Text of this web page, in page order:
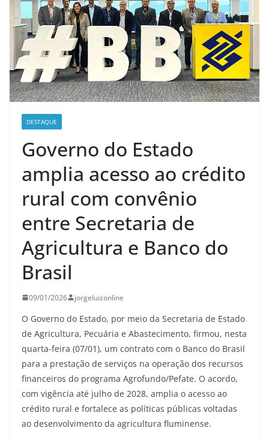
DESTAQUE
Governo do Estado
amplia acesso ao crédito
rural com convênio
entre Secretaria de
Agricultura e Banco do
Brasil
09/01/2026 jorgeluizonline
O Governo do Estado, por meio da Secretaria de Estado
de Agricultura, Pecuária e Abastecimento, firmou, nesta
quarta-feira (07/01), um contrato com o Banco do Brasil
para a prestação de serviços na operação dos recursos
financeiros do programa Agrofundo/Pefate. O acordo,
com vigência até julho de 2028, amplia o acesso ao
crédito rural e fortalece as políticas públicas voltadas
ao desenvolvimento da agricultura fluminense.